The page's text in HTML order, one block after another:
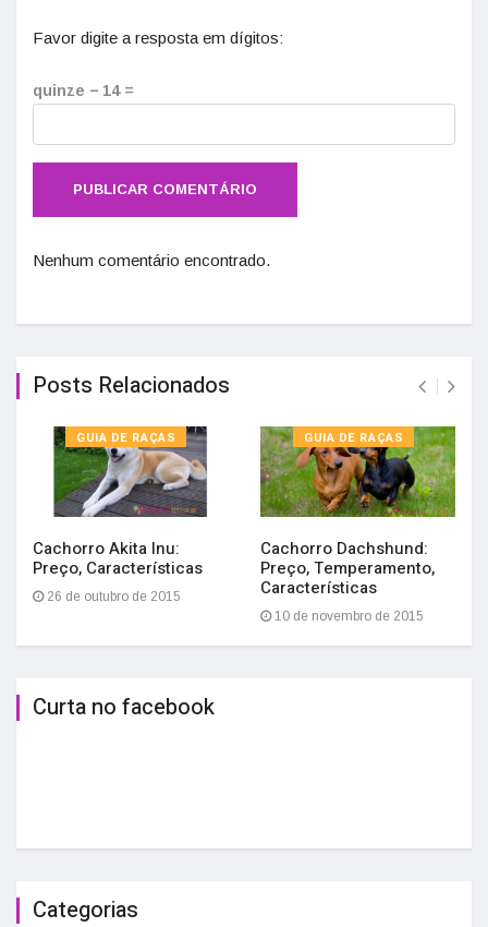
Favor digite a resposta em dígitos:
quinze − 14 =
Nenhum comentário encontrado.
Posts Relacionados
GUIA DE RAÇAS
Cachorro Akita Inu:
Preço, Características
26 de outubro de 2015
GUIA DE RAÇAS
Cachorro Dachshund:
Preço, Temperamento,
Características
10 de novembro de 2015
Curta no facebook
Categorias